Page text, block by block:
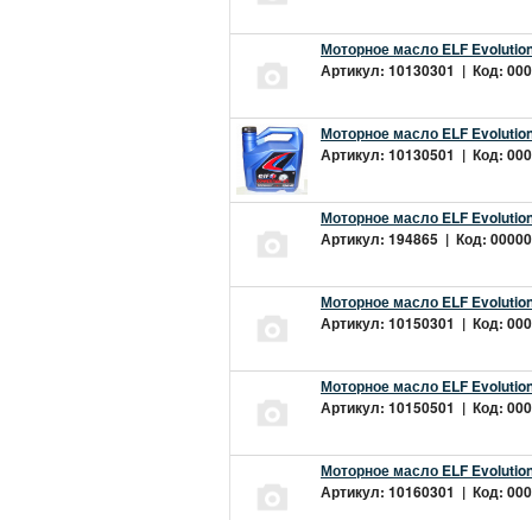
Моторное масло ELF
Артикул: 10130301 | Код:
Моторное масло ELF
Артикул: 10130501 | Код:
Моторное масло ELF
Артикул: 194865 | Код:
Моторное масло ELF
Артикул: 10150301 | Код:
Моторное масло ELF
Артикул: 10150501 | Код:
Моторное масло ELF
Артикул: 10160301 | Код: